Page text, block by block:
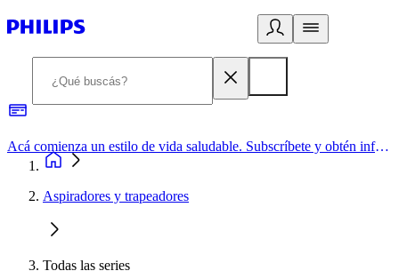
Acá comienza un estilo de vida saludable. Subscríbete y obtén información de primera mano
Aspiradores y trapeadores
Todas las series